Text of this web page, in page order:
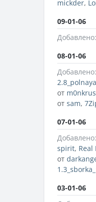
mickder,
09-01-06
Добавлено:
08-01-06
Добавлено:
от m0nkrus
от sam,
07-01-06
Добавлено:
spirit, Real
от
03-01-06